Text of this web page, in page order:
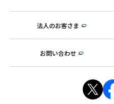
法人のお客さま
お問い合わせ